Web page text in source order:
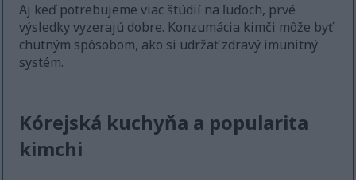
Aj keď potrebujeme viac štúdií na ľuďoch, prvé
výsledky vyzerajú dobre. Konzumácia kimči môže byť
chutným spôsobom, ako si udržať zdravý imunitný
systém.
Kórejská kuchyňa a popularita
kimchi